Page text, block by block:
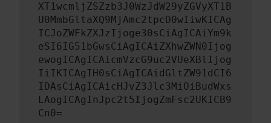
XT1wcmljZSZzb3J0WzJdW29yZGVyXT1B
U0MmbGltaXQ9MjAmc2tpcD0wIiwKICAg
ICJoZWFkZXJzIjoge30sCiAgICAiYm9k
eSI6IG51bGwsCiAgICAiZXhwZWN0Ijog
ewogICAgICAicmVzcG9uc2VUeXBlIjog
IiIKICAgIH0sCiAgICAidGltZW91dCI6
IDAsCiAgICAicHJvZ3Jlc3MiOiBudWxs
LAogICAgInJpc2t5IjogZmFsc2UKICB9
Cn0=